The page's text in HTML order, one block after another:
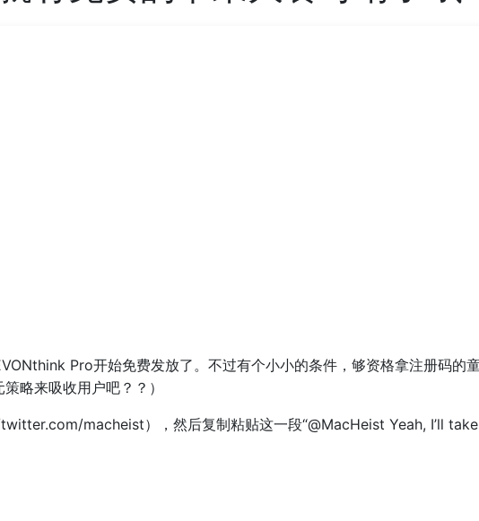
Pro开始免费发放了。不过有个小小的条件，够资格拿注册码的
略来吸收用户吧？？）
macheist），然后复制粘贴这一段“@MacHeist Yeah, I’ll